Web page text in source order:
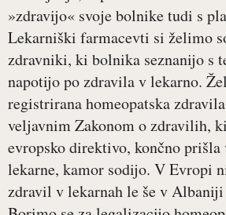
»zdravijo« svoje bolnike tudi s
Lekarniški farmacevti si želimo
zdravniki, ki bolnika seznanijo s
napotijo po zdravila v lekarno.
registrirana homeopatska
veljavnim Zakonom o zdravilih,
evropsko direktivo, končno prišla
lekarne, kamor sodijo. V Evropi
zdravil v lekarnah le še v